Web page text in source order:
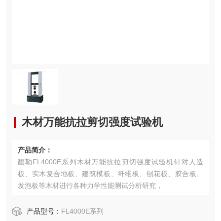
木材万能抗拉剪切强度试验机
产品简介：
馥勒FL4000E系列木材万能抗拉剪切强度试验机针对人造
板、实木复合地板、建筑模板、纤维板、刨花板、胶合板、
发泡板等木材进行各种力学性能测试分析研究，
产品型号： FL4000E系列